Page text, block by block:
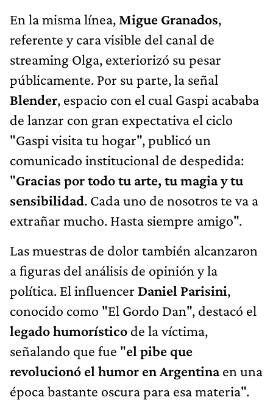
En la misma línea, Migue Granados,
referente y cara visible del canal de
streaming Olga, exteriorizó su pesar
públicamente. Por su parte, la señal
Blender, espacio con el cual Gaspi acababa
de lanzar con gran expectativa el ciclo
"Gaspi visita tu hogar", publicó un
comunicado institucional de despedida:
"Gracias por todo tu arte, tu magia y tu
sensibilidad. Cada uno de nosotros te va a
extrañar mucho. Hasta siempre amigo".
Las muestras de dolor también alcanzaron
a figuras del análisis de opinión y la
política. El influencer Daniel Parisini,
conocido como "El Gordo Dan", destacó el
legado humorístico de la víctima,
señalando que fue "el pibe que
revolucionó el humor en Argentinaen una
época bastante oscura para esa materia".